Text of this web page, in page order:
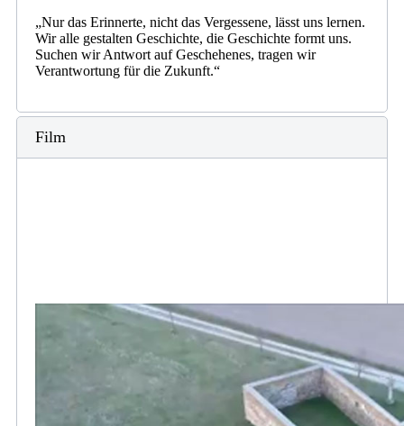
„Nur das Erinnerte, nicht das Vergessene, lässt uns lernen.
Wir alle gestalten Geschichte, die Geschichte formt uns.
Suchen wir Antwort auf Geschehenes, tragen wir
Verantwortung für die Zukunft.“
Film